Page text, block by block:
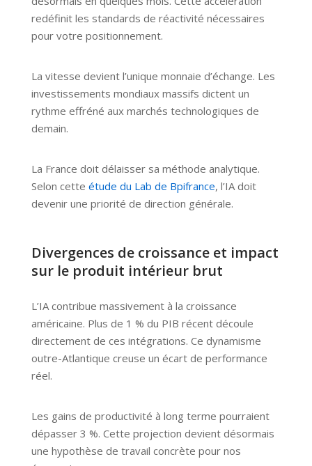
redéfinit les standards de réactivité nécessaires
pour votre positionnement.
La vitesse devient l’unique monnaie d’échange. Les
investissements mondiaux massifs dictent un
rythme effréné aux marchés technologiques de
demain.
La France doit délaisser sa méthode analytique.
Selon cette étude du Lab de Bpifrance, l’IA doit
devenir une priorité de direction générale.
Divergences de croissance et impact
sur le produit intérieur brut
L’IA contribue massivement à la croissance
américaine. Plus de 1 % du PIB récent découle
directement de ces intégrations. Ce dynamisme
outre-Atlantique creuse un écart de performance
réel.
Les gains de productivité à long terme pourraient
dépasser 3 %. Cette projection devient désormais
une hypothèse de travail concrète pour nos